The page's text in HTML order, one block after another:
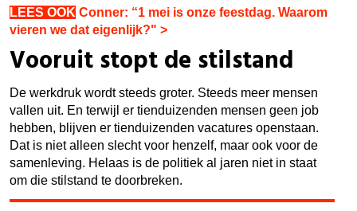
LEES OOK Conner: “1 mei is onze feestdag. Waarom
vieren we dat eigenlijk?" >
Vooruit stopt de stilstand
De werkdruk wordt steeds groter. Steeds meer mensen
vallen uit. En terwijl er tienduizenden mensen geen job
hebben, blijven er tienduizenden vacatures openstaan.
Dat is niet alleen slecht voor henzelf, maar ook voor de
samenleving. Helaas is de politiek al jaren niet in staat
om die stilstand te doorbreken.